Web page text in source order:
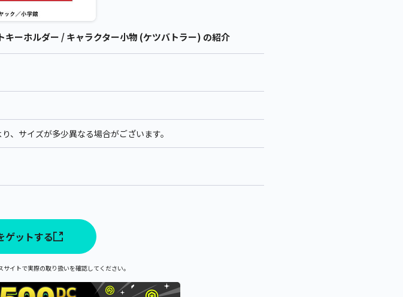
ーホルダー / キャラクター小物 (ケツバトラー) の紹介
サイズが多少異なる場合がございます。
ゲットする
イトで実際の取り扱いを確認してください。